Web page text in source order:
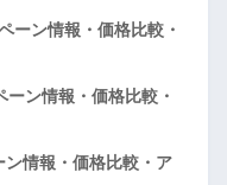
ン情報・価格比較・
ン情報・価格比較・
情報・価格比較・ア